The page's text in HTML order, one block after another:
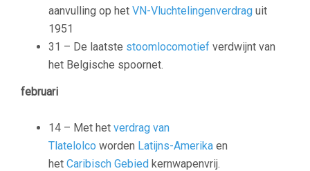
aanvulling op het VN-Vluchtelingenverdrag uit
1951
31 – De laatste stoomlocomotief verdwijnt van
het Belgische spoornet.
februari
14 – Met het verdrag van
Tlatelolco worden Latijns-Amerika en
het Caribisch Gebied kernwapenvrij.